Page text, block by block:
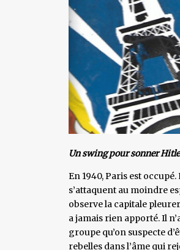
Un swing pour sonner
En 1940, Paris est
s’attaquent au moindre
observe la capitale
a jamais rien apporté. Il
groupe qu’on suspecte
rebelles dans l’âme qui